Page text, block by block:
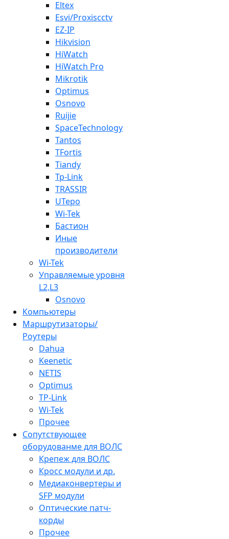
Eltex
Esvi/Proxiscctv
EZ-IP
Hikvision
HiWatch
HiWatch Pro
Mikrotik
Optimus
Osnovo
Ruijie
SpaceTechnology
Tantos
TFortis
Tiandy
Tp-Link
TRASSIR
UTepo
Wi-Tek
Бастион
Иные
производители
Wi-Tek
Управляемые уровня
L2,L3
Osnovo
Компьютеры
Маршрутизаторы/
Роутеры
Dahua
Keenetic
NETIS
Optimus
TP-Link
Wi-Tek
Прочее
Сопутствующее
оборудованме для ВОЛС
Крепеж для ВОЛС
Кросс модули и др.
Медиаконвертеры и
SFP модули
Оптические патч-
корды
Прочее